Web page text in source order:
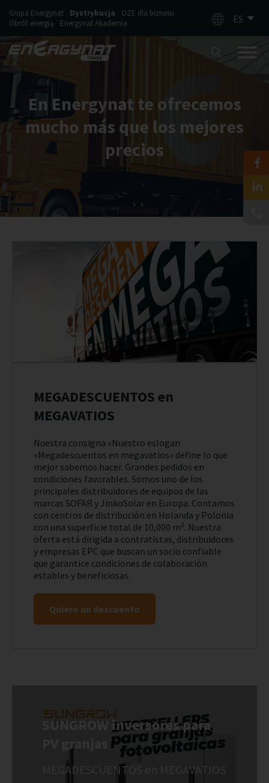
Grupa Energynat Dystrybucja
OZE dla biznesu
Obrót energią
Energynat Akademia ES
En Energynat te ofrecemos
mucho más que los mejores
precios
MEGADESCUENTOS en
MEGAVATIOS
Nuestra consigna «Nuestro eslogan
«Megadescuentos en megavatios» define lo que
mejor sabemos hacer. Grandes pedidos en
condiciones favorables. Somos uno de los
principales distribuidores de equipos de las
marcas SOFAR y JinkoSolar en Europa. Contamos
con centros de distribución en Holanda y Polonia
con una superficie total de 10,000 m². Nuestra
oferta está dirigida a contratistas, distribuidores
y empresas EPC que buscan un socio confiable
que garantice condiciones de colaboración
estables y beneficiosas.
Quiero un descuento
SUNGROW inversores para
PV granjas
MEGADESCUENTOS en MEGAVATIOS